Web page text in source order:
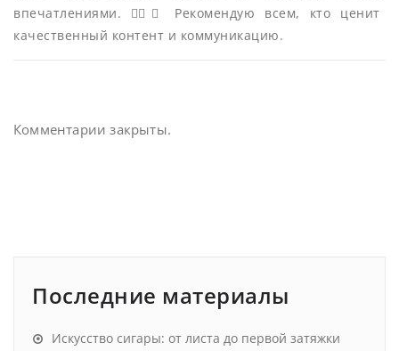
впечатлениями. 👍🏻🔖 Рекомендую всем, кто ценит
качественный контент и коммуникацию.
Комментарии закрыты.
Последние материалы
Искусство сигары: от листа до первой затяжки